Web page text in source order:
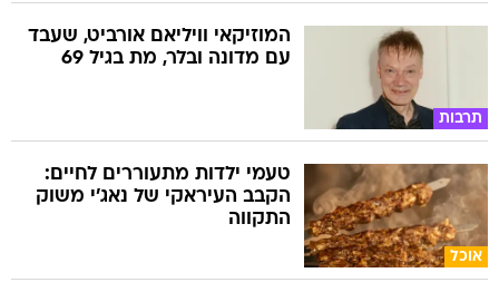
תרבות
המוזיקאי וויליאם אורביט, שעבד
עם מדונה ובלר, מת בגיל 69
אוכל
טעמי ילדות מתעוררים לחיים:
הקבב העיראקי של נאג׳י משוק
התקווה